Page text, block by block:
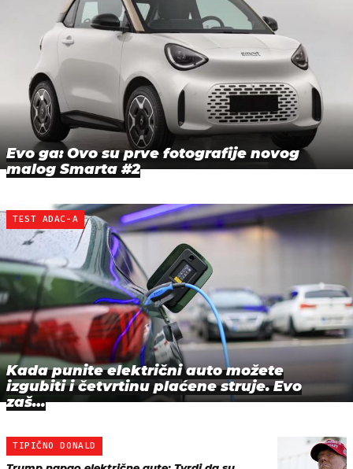
Evo ga: Ovo su prve fotografije novog
malog Smarta #2
TEST ADAC-A
Kada punite električni auto možete
izgubiti i četvrtinu plaćene struje. Evo
zaš…
TIPIČNO DONALD